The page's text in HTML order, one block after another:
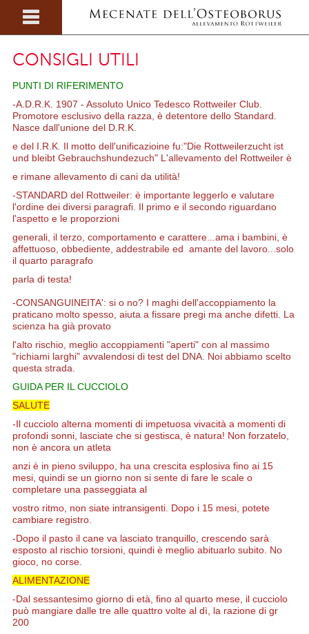
CONSIGLI UTILI
PUNTI DI RIFERIMENTO
-A.D.R.K. 1907 - Assoluto Unico Tedesco Rottweiler Club.
Promotore esclusivo della razza, è detentore dello Standard.
Nasce dall'unione del D.R.K.
e del I.R.K. Il motto dell'unificazioine fu:"Die Rottweilerzucht ist
und bleibt Gebrauchshundezuch" L'allevamento del Rottweiler è
e rimane allevamento di cani da utilità!
-STANDARD del Rottweiler: è importante leggerlo e valutare
l'ordine dei diversi paragrafi. Il primo e il secondo riguardano
l'aspetto e le proporzioni
generali, il terzo, comportamento e carattere...ama i bambini, è
affettuoso, obbediente, addestrabile ed amante del lavoro...solo
il quarto paragrafo
parla di testa!
-CONSANGUINEITA': si o no? I maghi dell'accoppiamento la
praticano molto spesso, aiuta a fissare pregi ma anche difetti. La
scienza ha già provato
l'alto rischio, meglio accoppiamenti "aperti" con al massimo
"richiami larghi" avvalendosi di test del DNA. Noi abbiamo scelto
questa strada.
GUIDA PER IL CUCCIOLO
SALUTE
-Il cucciolo alterna momenti di impetuosa vivacità a momenti di
profondi sonni, lasciate che si gestisca, è natura! Non forzatelo,
non è ancora un atleta
anzi è in pieno sviluppo, ha una crescita esplosiva fino ai 15
mesi, quindi se un giorno non si sente di fare le scale o
completare una passeggiata al
vostro ritmo, non siate intransigenti. Dopo i 15 mesi, potete
cambiare registro.
-Dopo il pasto il cane va lasciato tranquillo, crescendo sarà
esposto al rischio torsioni, quindi è meglio abituarlo subito. No
gioco, no corse.
ALIMENTAZIONE
-Dal sessantesimo giorno di età, fino al quarto mese, il cucciolo
può mangiare dalle tre alle quattro volte al dì, la razione di gr
200